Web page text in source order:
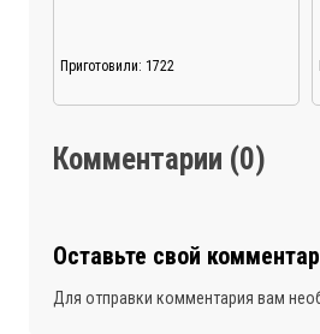
Приготовили: 1722
Комментарии (0)
Оставьте свой
Для отправки комментария вам